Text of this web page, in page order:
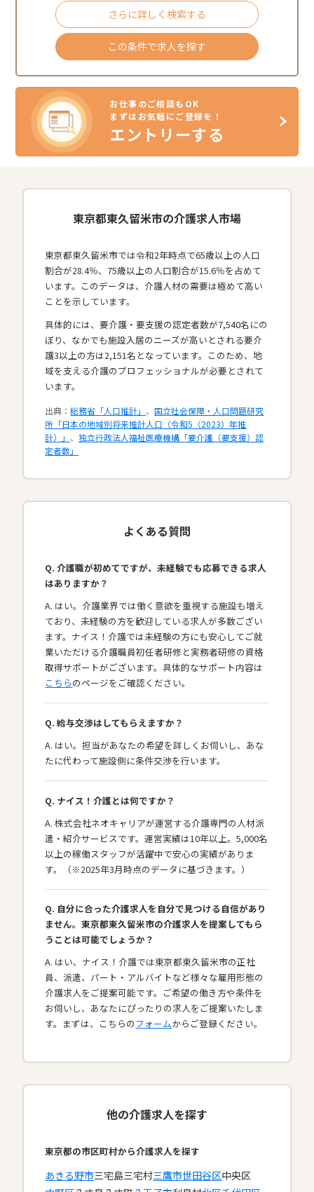
さらに詳しく検索する
この条件で求人を探す
お仕事のご相談もOK
まずはお気軽にご登録を！
エントリーする
東京都東久留米市の介護求人市場
東京都東久留米市では令和2年時点で65歳以上の人口
割合が28.4％、75歳以上の人口割合が15.6％を占めて
います。このデータは、介護人材の需要は極めて高い
ことを示しています。
具体的には、要介護・要支援の認定者数が7,540名にの
ぼり、なかでも施設入居のニーズが高いとされる要介
護3以上の方は2,151名となっています。このため、地
域を支える介護のプロフェッショナルが必要とされて
います。​
出典：総務省「人口推計」 、国立社会保障・人口問題研究
所「日本の地域別将来推計人口（令和5（2023）年推
計）」 、独立行政法人福祉医療機構「要介護（要支援）認
定者数」
よくある質問
Q. 介護職が初めてですが、未経験でも応募できる求人
はありますか？
A. はい。介護業界では働く意欲を重視する施設も増え
ており、未経験の方を歓迎している求人が多数ござい
ます。ナイス！介護では未経験の方にも安心してご就
業いただける介護職員初任者研修と実務者研修の資格
取得サポートがございます。具体的なサポート内容は
こちらのページをご確認ください。
Q. 給与交渉はしてもらえますか？
A. はい。担当があなたの希望を詳しくお伺いし、あな
たに代わって施設側に条件交渉を行います。
Q. ナイス！介護とは何ですか？
A. 株式会社ネオキャリアが運営する介護専門の人材派
遣・紹介サービスです。運営実績は10年以上。5,000名
以上の稼働スタッフが活躍中で安心の実績がありま
す。（※2025年3月時点のデータに基づきます。）
Q. 自分に合った介護求人を自分で見つける自信があり
ません。東京都東久留米市の介護求人を提案してもら
うことは可能でしょうか？
A. はい、ナイス！介護では東京都東久留米市の正社
員、派遣、パート・アルバイトなど様々な雇用形態の
介護求人をご提案可能です。ご希望の働き方や条件を
お伺いし、あなたにぴったりの求人をご提案いたしま
す。まずは、こちらのフォームからご登録ください。
他の介護求人を探す
東京都の市区町村から介護求人を探す
あきる野市三宅島三宅村三鷹市世田谷区中央区